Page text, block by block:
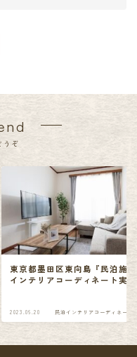
うぞ
東京都墨田区東向島『民泊施
インテリアコーディネート実績
2023.06.20 民泊インテリアコーディネート